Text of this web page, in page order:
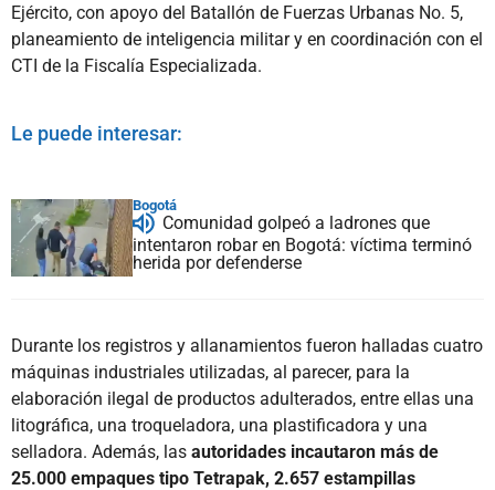
Ejército, con apoyo del Batallón de Fuerzas Urbanas No. 5,
planeamiento de inteligencia militar y en coordinación con el
CTI de la Fiscalía Especializada.
Le puede interesar:
Bogotá
Comunidad golpeó a ladrones que
intentaron robar en Bogotá: víctima terminó
herida por defenderse
Durante los registros y allanamientos fueron halladas cuatro
máquinas industriales utilizadas, al parecer, para la
elaboración ilegal de productos adulterados, entre ellas una
litográfica, una troqueladora, una plastificadora y una
selladora. Además, las autoridades incautaron más de
25.000 empaques tipo Tetrapak, 2.657 estampillas